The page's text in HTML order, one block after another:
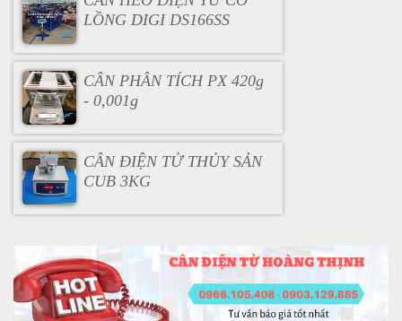
LỒNG DIGI DS166SS
CÂN PHÂN TÍCH PX 420g
- 0,001g
CÂN ĐIỆN TỬ THỦY SẢN
CUB 3KG